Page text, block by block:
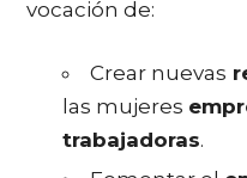
vocación de:
Crear nuevas
las mujeres
trabajadoras.